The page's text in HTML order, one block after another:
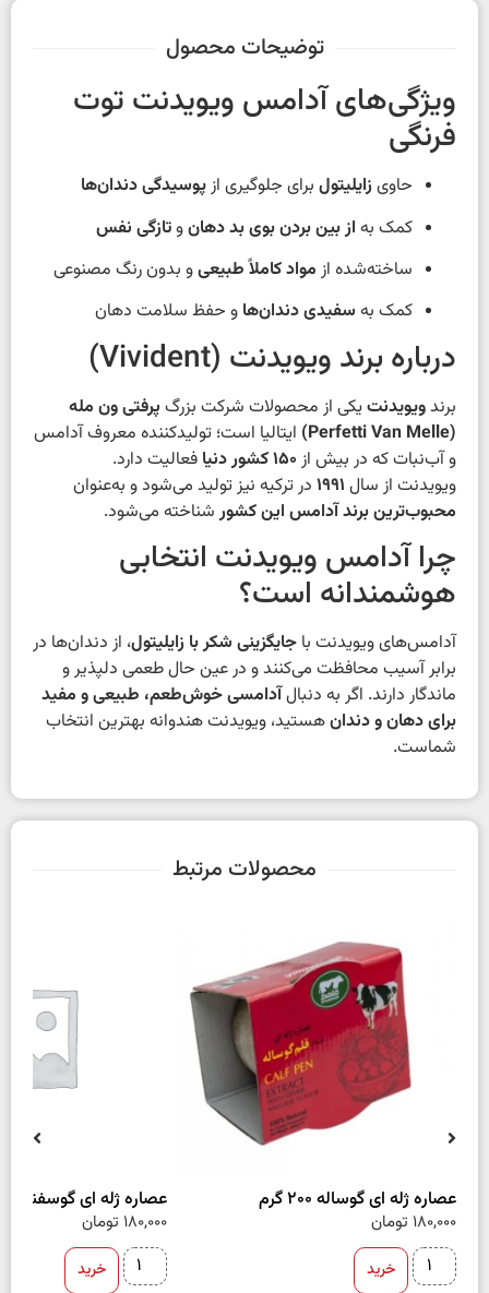
توضیحات محصول
ویژگی‌های آدامس ویویدنت توت
فرنگی
حاویزایلیتول برای جلوگیری ازپوسیدگی دندان‌ها
کمک به از بین بردن بوی بد دهانوتازگی نفس
ساخته‌شده از مواد کاملاً طبیعیو بدون رنگ مصنوعی
کمک به سفیدی دندان‌ها و حفظ سلامت دهان
درباره برند ویویدنت (Vivident)
برندویویدنتیکی از محصولات شرکت بزرگ پرفتی ون مله
(Perfetti Van Melle)
ایتالیا است؛ تولیدکننده معروف آدامس
و آب‌نبات که در بیش از۱۵۰ کشور دنیا
فعالیت دارد.
ویویدنت از سال ۱۹۹۱ در ترکیه نیز تولید می‌شود و به‌عنوان
محبوب‌ترین برند آدامس این کشورشناخته می‌شود.
چرا آدامس ویویدنت انتخابی
هوشمندانه است؟
آدامس‌های ویویدنت با جایگزینی شکر با زایلیتول، از دندان‌ها در
برابر آسیب محافظت می‌کنند و در عین حال طعمی دلپذیر و
ماندگار دارند. اگر به دنبالآدامسی خوش‌طعم، طبیعی و مفید
برای دهان و دندانهستید، ویویدنت هندوانه بهترین انتخاب
شماست.
محصولات مرتبط
عصاره ژله ای گوساله 200 گرم
180,000 تومان
خرید
عصاره ژله ای گوسفند 200 گرم
180,000 تومان
خرید